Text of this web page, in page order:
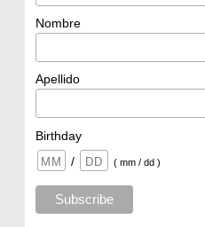
Nombre
Apellido
Birthday
/
( mm / dd )